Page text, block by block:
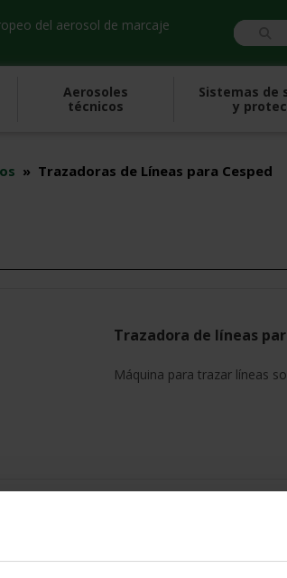
del aerosol de marcaje
Aerosoles
técnicos
Sistemas de
y
» Trazadoras de Líneas para Cesped
Trazadora de líneas
Máquina para trazar líneas
Pintura para césped en
Pintura para marcar campos